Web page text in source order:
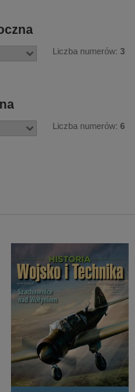
Liczba numerów: 3
Liczba numerów: 6